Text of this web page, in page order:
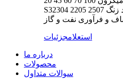
S32304 2205 2507 مش سیم فولادی ضد زنگ
و فرآوری نفت و گاز
استعلامجزئیات
درباره ما
محصولات
سوالات متداول